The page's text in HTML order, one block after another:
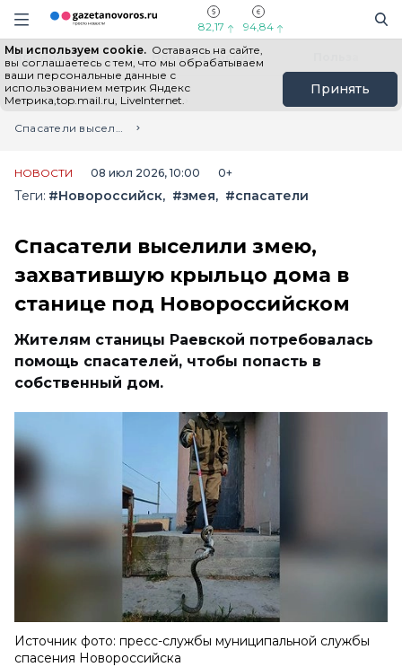
Информационный портал "ГазетаНоворос.ру"
Навигация сайта
82,17 94,84
Мы используем cookie. Оставаясь на сайте,
вы соглашаетесь с тем, что мы обрабатываем
ваши персональные данные с
использованием метрик Яндекс
Метрика,top.mail.ru, LiveInternet.
Принять
Все новости Новости России
Главная
Лента новостей
Спасатели выселили змею, захватившую крыльцо дома в станице под Новороссийском
НОВОСТИ 08 июл 2026, 10:00 0+
Теги: #Новороссийск #змея #спасатели
Спасатели выселили змею,
захватившую крыльцо дома в
станице под Новороссийском
Жителям станицы Раевской потребовалась
помощь спасателей, чтобы попасть в
собственный дом.
Источник фото: пресс-службы муниципальной службы
спасения Новороссийска